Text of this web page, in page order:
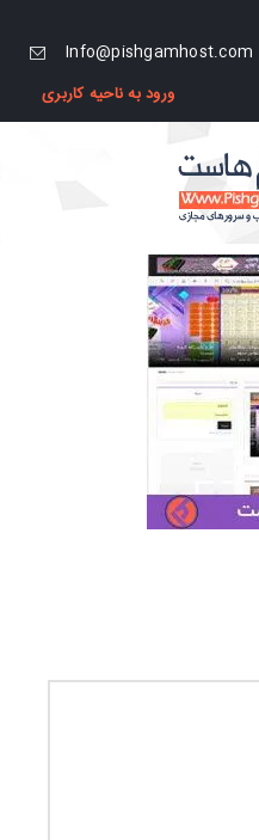
Info@pishgamhost.com
ورود به ناحیه کاربری